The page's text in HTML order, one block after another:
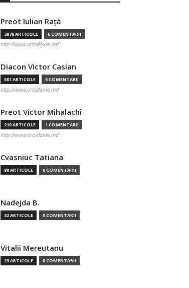
Preot Iulian Raţă
3878 ARTICOLE 6 COMENTARII
http://www.ortodoxia.md
Diacon Victor Casian
581 ARTICOLE 5 COMENTARII
http://www.ortodoxia.md
Preot Victor Mihalachi
210 ARTICOLE 1 COMENTARII
http://www.ortodoxia.md
Cvasniuc Tatiana
88 ARTICOLE 0 COMENTARII
Nadejda B.
32 ARTICOLE 0 COMENTARII
Vitalii Mereutanu
23 ARTICOLE 0 COMENTARII